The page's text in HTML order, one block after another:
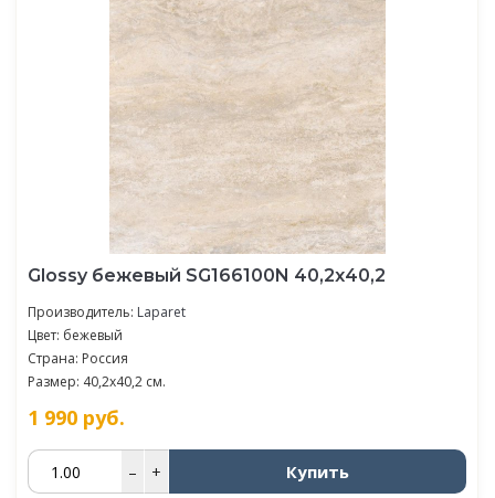
Glossy бежевый SG166100N 40,2х40,2
Производитель: Laparet
Цвет: бежевый
Страна: Россия
Размер: 40,2x40,2 см.
1 990 руб.
– + Купить